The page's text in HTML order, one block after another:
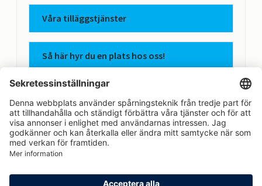
Våra tilläggstjänster
Så här hyr du en plats hos oss!
Apcoas integritetspolicy
Avtalsvillkor